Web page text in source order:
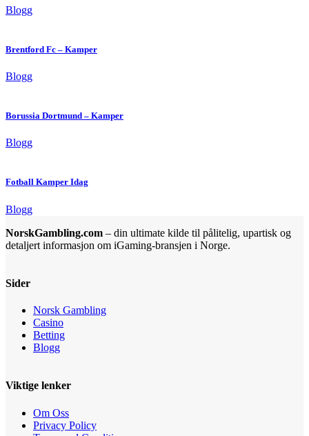
Blogg
Brentford Fc – Kamper
Blogg
Borussia Dortmund – Kamper
Blogg
Fotball Kamper Idag
Blogg
NorskGambling.com – din ultimate kilde til pålitelig, upartisk og
detaljert informasjon om iGaming-bransjen i Norge.
Sider
Norsk Gambling
Casino
Betting
Blogg
Viktige lenker
Om Oss
Privacy Policy